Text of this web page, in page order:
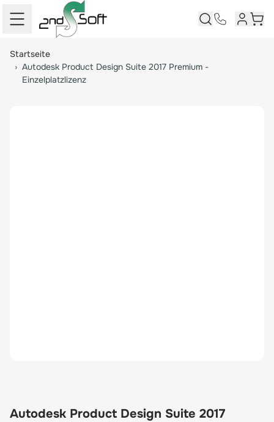
Startseite
› Autodesk Product Design Suite 2017 Premium -
Einzelplatzlizenz
Autodesk Product Design Suite 2017